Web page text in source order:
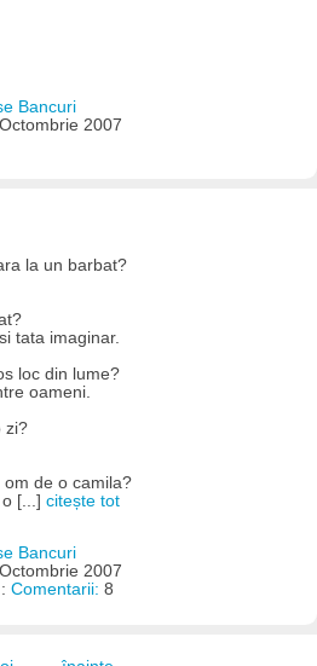
Bancuri
2007
la un barbat?
tata imaginar.
loc din lume?
oameni.
zi?
om de o camila?
o [...]citește tot
Bancuri
2007
Comentarii: 8